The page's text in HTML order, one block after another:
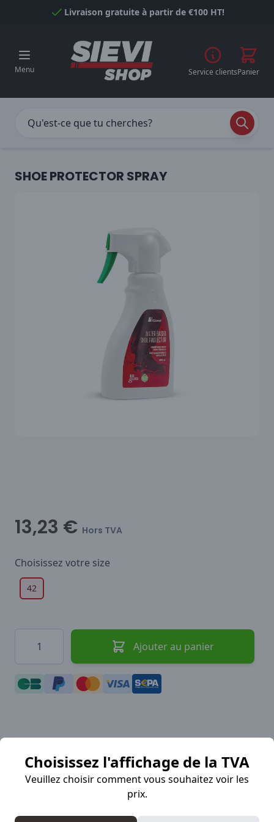
Passer au contenu
Choisissez l'affichage de la TVA
Veuillez choisir comment vous souhaitez voir les
prix.
Livraison gratuite à partir de €100 HT!
Menu Service clientsPanier
SHOE PROTECTOR SPRAY
13,23 € Hors TVA
Choisissez votre size
42
Ajouter au panier
Description